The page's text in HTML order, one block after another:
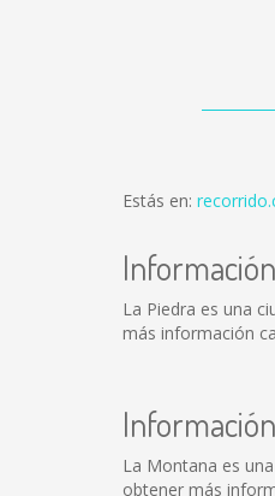
Estás en:
La Piedra es una
más información
La Montana es
obtener más